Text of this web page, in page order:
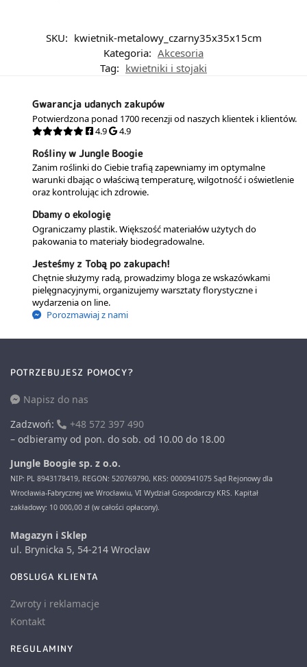
SKU: kwietnik-metalowy_czarny35x35x15cm
Kategoria: Akcesoria
Tag: kwietniki i stojaki
Gwarancja udanych zakupów
Potwierdzona ponad 1700 recenzji od naszych klientek i klientów.
4.9
4.9
Rośliny w Jungle Boogie
Zanim roślinki do Ciebie trafią zapewniamy im optymalne
warunki dbając o właściwą temperaturę, wilgotność i oświetlenie
oraz kontrolując ich zdrowie.
Dbamy o ekologię
Ograniczamy plastik. Większość materiałów użytych do
pakowania to materiały biodegradowalne.
Jesteśmy z Tobą po zakupach!
Chętnie służymy radą, prowadzimy bloga ze wskazówkami
pielęgnacyjnymi, organizujemy warsztaty florystyczne i
wydarzenia on line.
Porozmawiaj z nami
POTRZEBUJESZ POMOCY?
Napisz do nas
Zadzwoń:
+48 572 397 490
– odbieramy od pon. do sob. od 10.00 do 18.00
Jungle Boogie sp. z o.o.
NIP: PL 8943178419, REGON: 520769790, KRS: 0000941075 Sąd Rejonowy dla
Wrocławia-Fabrycznej we Wrocławiu, VI Wydział Gospodarczy KRS. Kapitał
zakładowy: 10 000,00 zł (w całości opłacony).
Magazyn i Sklep
ul. Brynicka 5, 54-214 Wrocław
OBSLUGA KLIENTA
Zwroty i reklamacje
Kontakt
REGULAMINY